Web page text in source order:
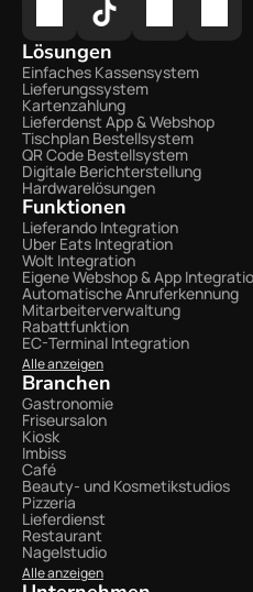
Lösungen
Einfaches Kassensystem
Lieferungssystem
Kartenzahlung
Lieferdenst App & Webshop
Tischplan Bestellsystem
QR Code Bestellsystem
Digitale Berichterstellung
Hardwarelösungen
Funktionen
Lieferando Integration
Uber Eats Integration
Wolt Integration
Eigene Webshop & App
Automatische Anruferkennung
Mitarbeiterverwaltung
Rabattfunktion
EC-Terminal Integration
Alle anzeigen
Branchen
Gastronomie
Friseursalon
Kiosk
Imbiss
Café
Beauty- und Kosmetikstudios
Pizzeria
Lieferdienst
Restaurant
Nagelstudio
Alle anzeigen